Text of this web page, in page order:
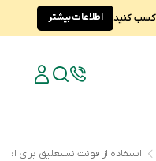
کسب کنید اطلاعات بیشتر
استفاده از فونت نستعلیق برای